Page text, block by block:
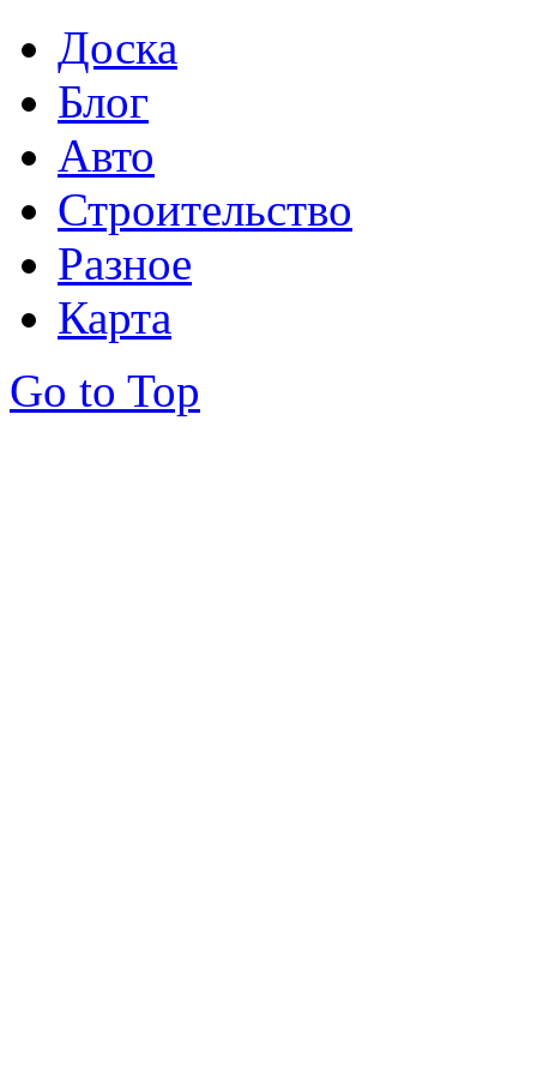
Доска
Блог
Авто
Строительство
Разное
Карта
Go to Top